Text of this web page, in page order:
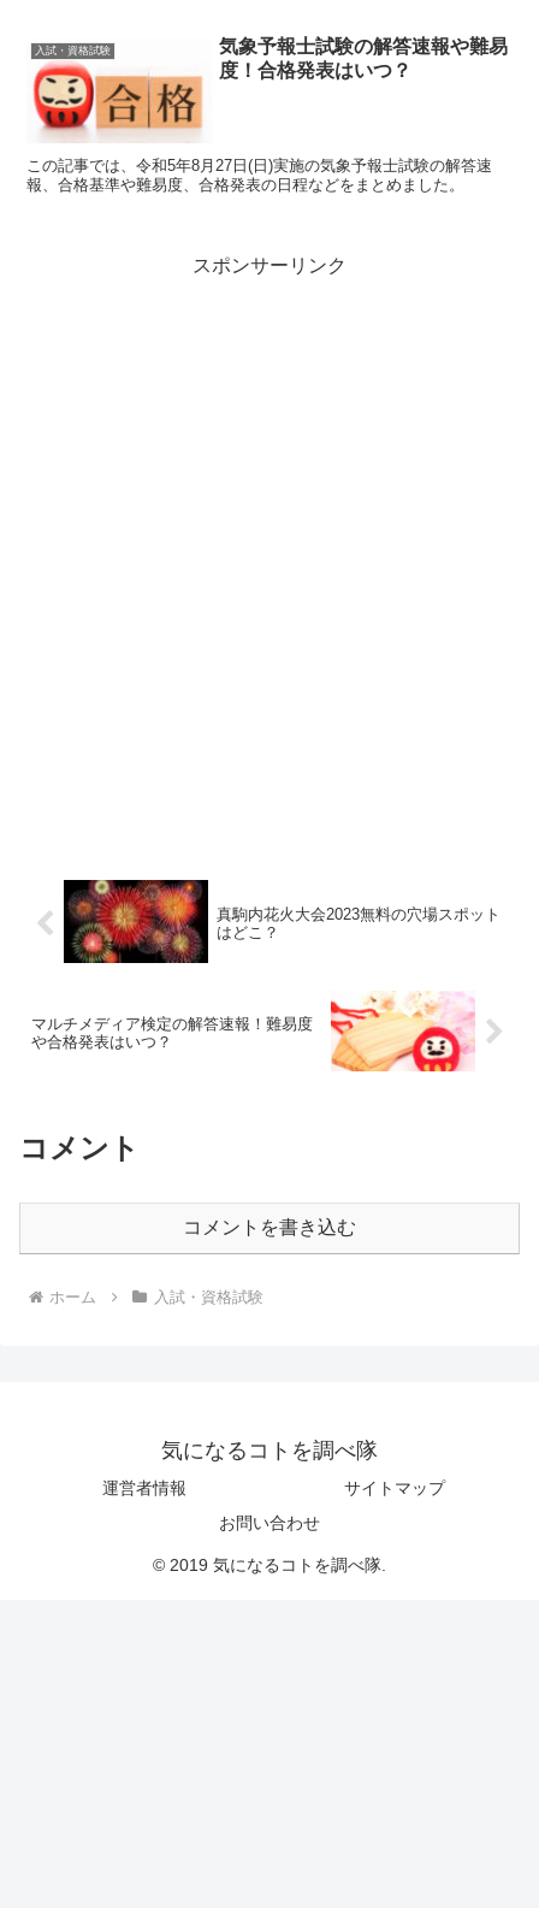
入試・資格試験
気象予報士試験の解答速報や難易
度！合格発表はいつ？
この記事では、令和5年8月27日(日)実施の気象予報士試験の解答速
報、合格基準や難易度、合格発表の日程などをまとめました。
スポンサーリンク
真駒内花火大会2023無料の穴場スポット
はどこ？
マルチメディア検定の解答速報！難易度
や合格発表はいつ？
コメント
コメントを書き込む
ホーム 入試・資格試験
気になるコトを調べ隊
運営者情報
サイトマップ
お問い合わせ
© 2019 気になるコトを調べ隊.